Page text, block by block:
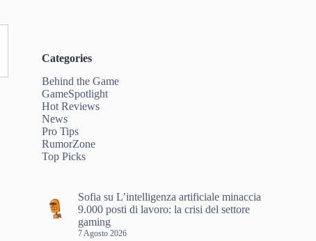
Categories
Behind the Game
GameSpotlight
Hot Reviews
News
Pro Tips
RumorZone
Top Picks
Sofia suL’intelligenza artificiale minaccia
9.000 posti di lavoro: la crisi del settore
gaming
7 Agosto 2026